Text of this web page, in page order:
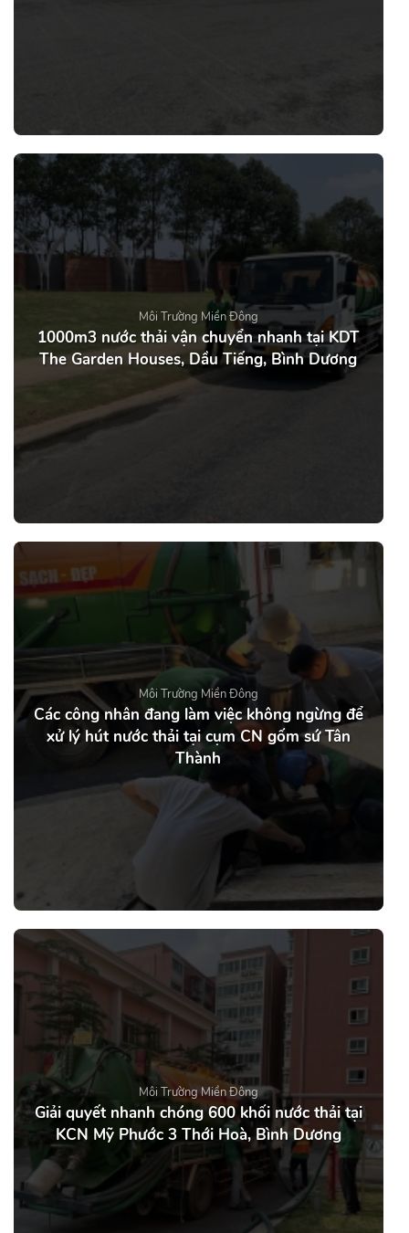
Môi Trường Miền Đông
1000m3 nước thải vận chuyển nhanh tại KDT
The Garden Houses, Dầu Tiếng, Bình Dương
Môi Trường Miền Đông
Các công nhân đang làm việc không ngừng để
xử lý hút nước thải tại cụm CN gốm sứ Tân
Thành
Môi Trường Miền Đông
Giải quyết nhanh chóng 600 khối nước thải tại
KCN Mỹ Phước 3 Thới Hoà, Bình Dương